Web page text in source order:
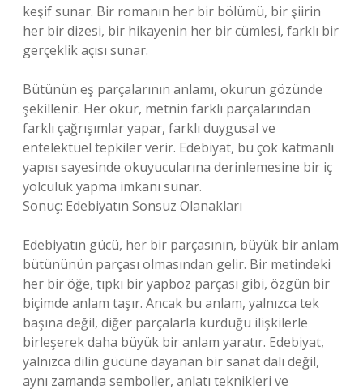
keşif sunar. Bir romanın her bir bölümü, bir şiirin
her bir dizesi, bir hikayenin her bir cümlesi, farklı bir
gerçeklik açısı sunar.
Bütünün eş parçalarının anlamı, okurun gözünde
şekillenir. Her okur, metnin farklı parçalarından
farklı çağrışımlar yapar, farklı duygusal ve
entelektüel tepkiler verir. Edebiyat, bu çok katmanlı
yapısı sayesinde okuyucularına derinlemesine bir iç
yolculuk yapma imkanı sunar.
Sonuç: Edebiyatın Sonsuz Olanakları
Edebiyatın gücü, her bir parçasının, büyük bir anlam
bütününün parçası olmasından gelir. Bir metindeki
her bir öğe, tıpkı bir yapboz parçası gibi, özgün bir
biçimde anlam taşır. Ancak bu anlam, yalnızca tek
başına değil, diğer parçalarla kurduğu ilişkilerle
birleşerek daha büyük bir anlam yaratır. Edebiyat,
yalnızca dilin gücüne dayanan bir sanat dalı değil,
aynı zamanda semboller, anlatı teknikleri ve